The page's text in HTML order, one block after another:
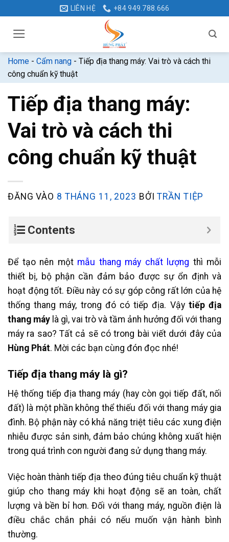
dung
LIÊN HỆ +84 949.788.666
Home - Cẩm nang - Tiếp địa thang máy: Vai trò và cách thi
công chuẩn kỹ thuật
Tiếp địa thang máy:
Vai trò và cách thi
công chuẩn kỹ thuật
ĐĂNG VÀO 8 THÁNG 11, 2023 BỞITRẦN TIỆP
Contents
Để tạo nên một mẫu thang máy chất lượng thì mỗi
thiết bị, bộ phận cần đảm bảo được sự ổn định và
hoạt động tốt. Điều này có sự góp công rất lớn của hệ
thống thang máy, trong đó có tiếp địa. Vậy tiếp địa
thang máy là gì, vai trò và tầm ảnh hưởng đối với thang
máy ra sao? Tất cả sẽ có trong bài viết dưới đây của
Hùng Phát. Mời các bạn cùng đón đọc nhé!
Tiếp địa thang máy là gì?
Hệ thống tiếp địa thang máy (hay còn gọi tiếp đất, nối
đất) là một phần không thể thiếu đối với thang máy gia
đình. Bộ phận này có khả năng triệt tiêu các xung điện
nhiễu được sản sinh, đảm bảo chúng không xuất hiện
trong quá trình con người đang sử dụng thang máy.
Việc hoàn thành tiếp địa theo đúng tiêu chuẩn kỹ thuật
giúp cho thang máy khi hoạt động sẽ an toàn, chất
lượng và bền bỉ hơn. Đối với thang máy, nguồn điện là
điều chắc chắn phải có nếu muốn vận hành bình
thường.